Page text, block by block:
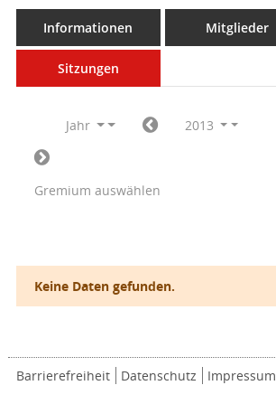
Informationen Mitglieder
Sitzungen
Jahr 2013
Gremium auswählen
Keine Daten gefunden.
Barrierefreiheit Datenschutz Impressum